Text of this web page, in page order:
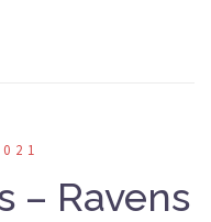
– Ravens